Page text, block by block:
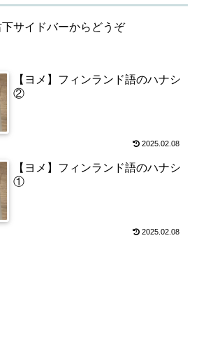
サイドバーからどうぞ
【ヨメ】フィンランド語のハナシ
②
2025.02.08
【ヨメ】フィンランド語のハナシ
①
2025.02.08